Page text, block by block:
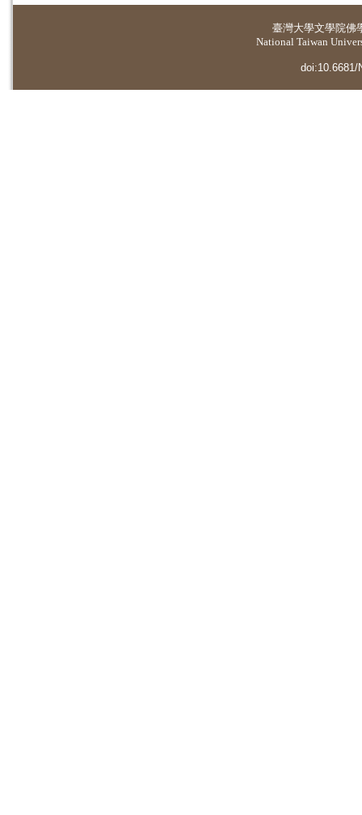
臺灣大學文學院佛
National Taiwan
doi:10.6681/